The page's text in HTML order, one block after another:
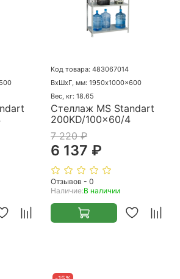
Код товара: 483067014
ВхШхГ, мм: 1950x1000x600
Вес, кг: 18.65
Стеллаж MS Standart
200KD/100x60/4
7 220 ₽
6 137 ₽
Отзывов - 0
Наличие:В наличии